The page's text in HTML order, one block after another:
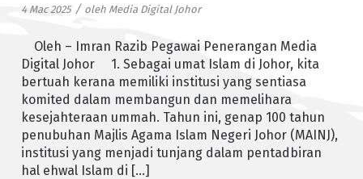
4 Mac 2025 / oleh Media Digital Johor
Oleh – Imran Razib Pegawai Penerangan Media
Digital Johor 1. Sebagai umat Islam di Johor, kita
bertuah kerana memiliki institusi yang sentiasa
komited dalam membangun dan memelihara
kesejahteraan ummah. Tahun ini, genap 100 tahun
penubuhan Majlis Agama Islam Negeri Johor (MAINJ),
institusi yang menjadi tunjang dalam pentadbiran
hal ehwal Islam di […]